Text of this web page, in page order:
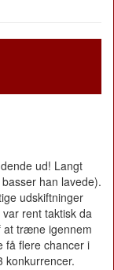
ud! Langt
han lavede).
udskiftninger
rent taktisk da
at træne igennem
få flere chancer i